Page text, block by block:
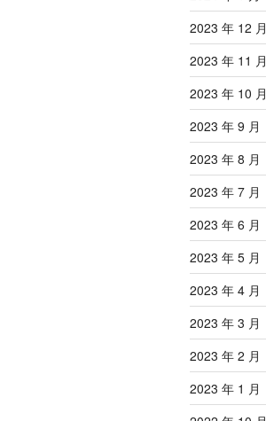
2023 年 12 月
2023 年 11 月
2023 年 10 月
2023 年 9 月
2023 年 8 月
2023 年 7 月
2023 年 6 月
2023 年 5 月
2023 年 4 月
2023 年 3 月
2023 年 2 月
2023 年 1 月